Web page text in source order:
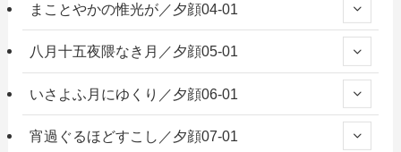
まことやかの惟光が／夕顔04-01
八月十五夜隈なき月／夕顔05-01
いさよふ月にゆくり／夕顔06-01
宵過ぐるほどすこし／夕顔07-01